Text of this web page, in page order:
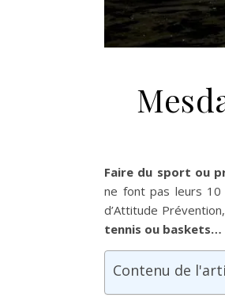
Faire du sport ou
ne font pas leurs
d’Attitude
tennis ou baskets…
Contenu de